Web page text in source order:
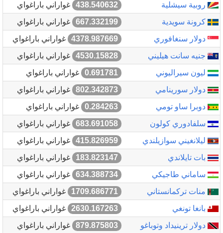
روبية سيشلية
438.540632
غواراني باراغواي
كرونة سويدية
667.332199
غواراني باراغواي
دولار سنغافوري
4378.987669
غواراني باراغواي
جنيه سانت هيليني
4530.15828
غواراني باراغواي
ليون سيراليوني
0.691781
غواراني باراغواي
دولار سورينامي
802.342873
غواراني باراغواي
دوبرا ساو تومي
0.284263
غواراني باراغواي
سلفادوري كولون
683.691058
غواراني باراغواي
ليلانغيني سوازيلندي
415.826959
غواراني باراغواي
بات تايلاندي
183.823147
غواراني باراغواي
ساماني طاجيكي
634.388734
غواراني باراغواي
منات تركمانستاني
1709.686771
غواراني باراغواي
بانغا تونغي
2630.167263
غواراني باراغواي
دولار ترينيداد وتوباغو
879.875803
غواراني باراغواي